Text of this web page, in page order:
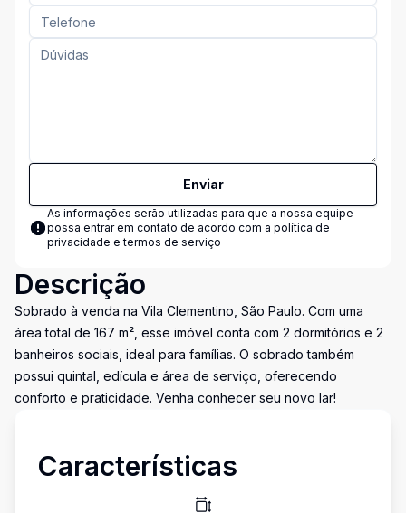
Enviar
As informações serão utilizadas para que a nossa equipe
possa entrar em contato de acordo com a política de
privacidade e termos de serviço
Descrição
Sobrado à venda na Vila Clementino, São Paulo. Com uma
área total de 167 m², esse imóvel conta com 2 dormitórios e 2
banheiros sociais, ideal para famílias. O sobrado também
possui quintal, edícula e área de serviço, oferecendo
conforto e praticidade. Venha conhecer seu novo lar!
Características